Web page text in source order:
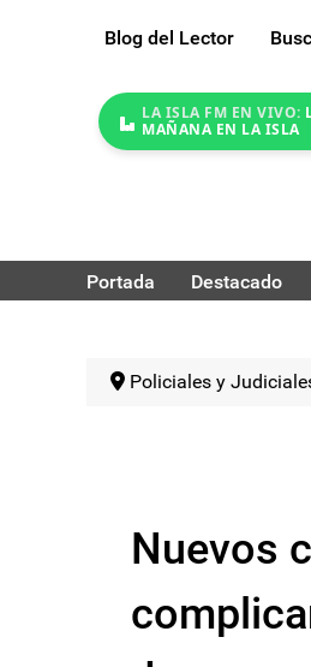
Blog del Lector
LA ISLA FM EN VIVO:
MAÑANA EN LA ISLA
Portada Destacado
Policiales y
Nuevos